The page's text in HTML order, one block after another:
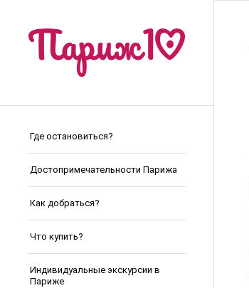
Где остановиться?
Достопримечательности Парижа
Как добраться?
Что купить?
Индивидуальные экскурсии в
Париже